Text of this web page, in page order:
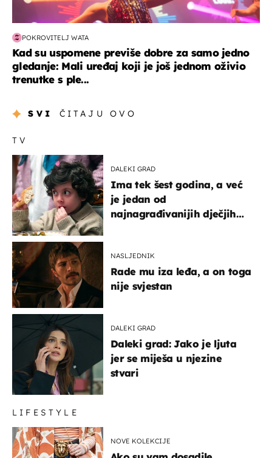
POKROVITELJ WATA
Kad su uspomene previše dobre za samo jedno
gledanje: Mali uređaj koji je još jednom oživio
trenutke s ple...
SVI ČITAJU OVO
TV
DALEKI GRAD
Ima tek šest godina, a već
je jedan od
najnagrađivanijih dječjih
NASLJEDNIK
Rade mu iza leđa, a on toga
nije svjestan
DALEKI GRAD
Daleki grad: Jako je ljuta
jer se miješa u njezine
stvari
LIFESTYLE
NOVE KOLEKCIJE